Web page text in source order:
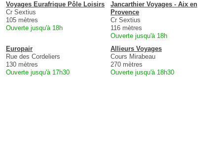
Voyages Eurafrique Pôle Loisirs
Cr Sextius
105 mètres
Ouverte jusqu'à 18h
Jancarthier Voyages - Aix en
Provence
Cr Sextius
116 mètres
Ouverte jusqu'à 18h
Europair
Rue des Cordeliers
130 mètres
Ouverte jusqu'à 17h30
Allieurs Voyages
Cours Mirabeau
270 mètres
Ouverte jusqu'à 18h30